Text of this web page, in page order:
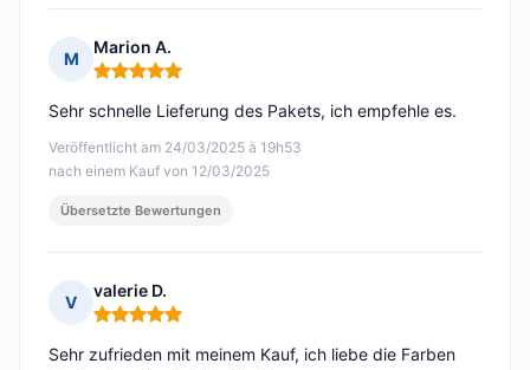
M
Marion A.
Hinweis: 5 von 5
Veröffentlicht am 24/03/2025 à 19h53
nach einem Kauf von 12/03/2025
Sehr schnelle Lieferung des Pakets, ich empfehle es.
Übersetzte Bewertungen
V
valerie D.
Hinweis: 5 von 5
Sehr zufrieden mit meinem Kauf, ich liebe die Farben